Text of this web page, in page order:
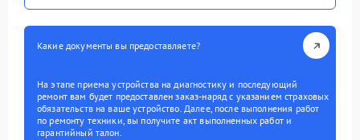
Какие документы вы предоставляете?
На этапе приема устройства на диагностику и последующий
ремонт вам будет предоставлен заказ-наряд с указанием страховых
обязательств на ваше устройство. Далее, после выполнения работ
по ремонту техники, вы получите акт выполненных работ и
гарантийный талон.